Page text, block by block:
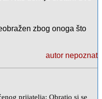
zbog onoga što
autor nepoznat
prijatelja: Obratio si se